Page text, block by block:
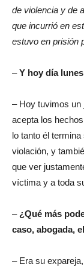
de violencia y de
que incurrió en
estuvo en prisión
–Y hoy día lunes
– Hoy tuvimos un
acepta los
lo tanto él
violación, y
que ver
víctima y a toda
– ¿Qué más
caso, abogada,
– Era su